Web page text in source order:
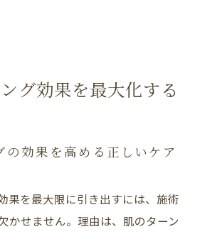
グ効果を最大化する
の効果を高める正しいケア
果を最大限に引き出すには、施術
かせません。理由は、肌のターン